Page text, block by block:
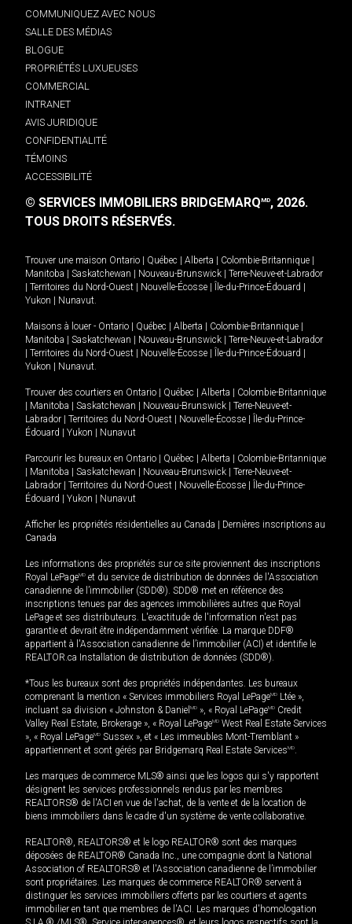
COMMUNIQUEZ AVEC NOUS
SALLE DES MÉDIAS
BLOGUE
PROPRIÉTÉS LUXUEUSES
COMMERCIAL
INTRANET
AVIS JURIDIQUE
CONFIDENTIALITÉ
TÉMOINS
ACCESSIBILITÉ
© SERVICES IMMOBILIERS BRIDGEMARQMD, 2026.
TOUS DROITS RÉSERVÉS.
Trouver une maison Ontario Québec Alberta Colombie-Britannique
Manitoba
Saskatchewan Nouveau-Brunswick
Terre-Neuve-et-Labrador
Territoires du Nord-Ouest Nouvelle-Écosse Île-du-Prince-Édouard
Yukon
Nunavut.
Maisons à louer - Ontario Québec Alberta Colombie-Britannique
Manitoba
Saskatchewan Nouveau-Brunswick
Terre-Neuve-et-Labrador
Territoires du Nord-Ouest Nouvelle-Écosse Île-du-Prince-Édouard
Yukon
Nunavut.
Trouver des courtiers en Ontario Québec Alberta
Colombie-Britannique
Manitoba Saskatchewan Nouveau-Brunswick
Terre-Neuve-et-
Labrador
Territoires du Nord-Ouest Nouvelle-Écosse
Île-du-Prince-
Édouard
Yukon Nunavut
Parcourir les bureaux en Ontario Québec Alberta
Colombie-Britannique
Manitoba Saskatchewan Nouveau-Brunswick
Terre-Neuve-et-
Labrador
Territoires du Nord-Ouest Nouvelle-Écosse
Île-du-Prince-
Édouard
Yukon Nunavut
Afficher les propriétés résidentielles au Canada
Dernières inscriptions au
Canada
Les informations des propriétés sur ce site proviennent des inscriptions
Royal LePageMD et du service de distribution de données de l'Association
canadienne de l’immobilier (SDD®). SDD® met en référence des
inscriptions tenues par des agences immobilières autres que Royal
LePage et ses distributeurs. L'exactitude de l'information n'est pas
garantie et devrait être indépendamment vérifiée. La marque DDF®
appartient à l'Association canadienne de l’immobilier (ACI) et identifie le
REALTOR.ca Installation de distribution de données (SDD®).
*Tous les bureaux sont des propriétés indépendantes. Les bureaux
comprenant la mention « Services immobiliers Royal LePageMD Ltée »,
incluant sa division « Johnston & Daniel MD », « Royal LePageMD Credit
Valley Real Estate, Brokerage », « Royal LePageMD West Real Estate Services
», « Royal LePageMD Sussex », et « Les immeubles Mont-Tremblant »
appartiennent et sont gérés par Bridgemarq Real Estate ServicesMD.
Les marques de commerce MLS® ainsi que les logos qui s'y rapportent
désignent les services professionnels rendus par les membres
REALTORS® de l'ACI en vue de l'achat, de la vente et de la location de
biens immobiliers dans le cadre d'un système de vente collaborative.
REALTOR®, REALTORS® et le logo REALTOR® sont des marques
déposées de REALTOR® Canada Inc., une compagnie dont la National
Association of REALTORS® et l'Association canadienne de l’immobilier
sont propriétaires. Les marques de commerce REALTOR® servent à
distinguer les services immobiliers offerts par les courtiers et agents
immobilier en tant que membres de l'ACI. Les marques d'homologation